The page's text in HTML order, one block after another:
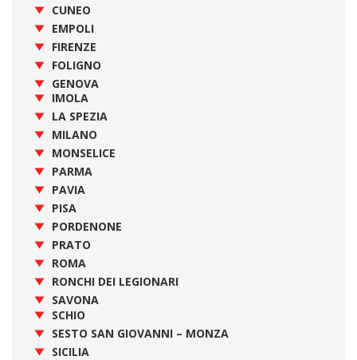
CUNEO
EMPOLI
FIRENZE
FOLIGNO
GENOVA
IMOLA
LA SPEZIA
MILANO
MONSELICE
PARMA
PAVIA
PISA
PORDENONE
PRATO
ROMA
RONCHI DEI LEGIONARI
SAVONA
SCHIO
SESTO SAN GIOVANNI – MONZA
SICILIA